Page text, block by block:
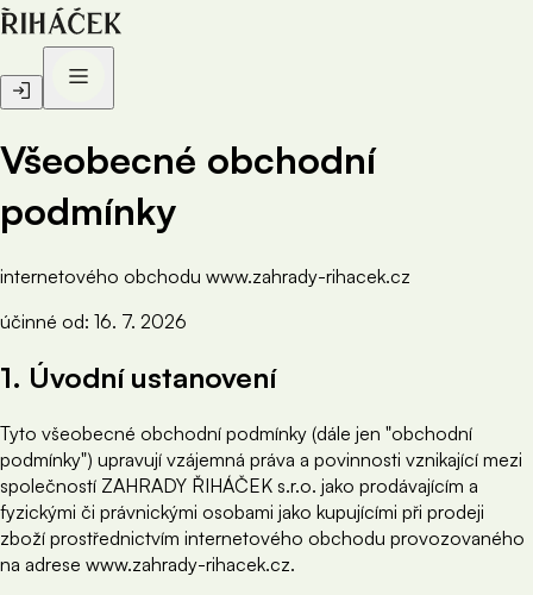
Všeobecné obchodní
podmínky
internetového obchodu www.zahrady-rihacek.cz
účinné od: 16. 7. 2026
1. Úvodní ustanovení
Tyto všeobecné obchodní podmínky (dále jen "obchodní
podmínky") upravují vzájemná práva a povinnosti vznikající mezi
společností ZAHRADY ŘIHÁČEK s.r.o. jako prodávajícím a
fyzickými či právnickými osobami jako kupujícími při prodeji
zboží prostřednictvím internetového obchodu provozovaného
na adrese www.zahrady-rihacek.cz.